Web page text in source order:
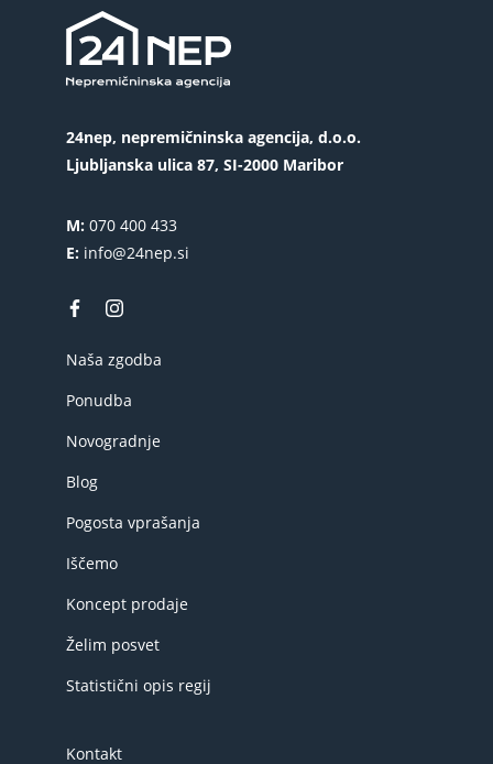
24nep, nepremičninska agencija, d.o.o.
Ljubljanska ulica 87, SI-2000 Maribor
M: 070 400 433
E: info@24nep.si
Naša zgodba
Ponudba
Novogradnje
Blog
Pogosta vprašanja
Iščemo
Koncept prodaje
Želim posvet
Statistični opis regij
Kontakt